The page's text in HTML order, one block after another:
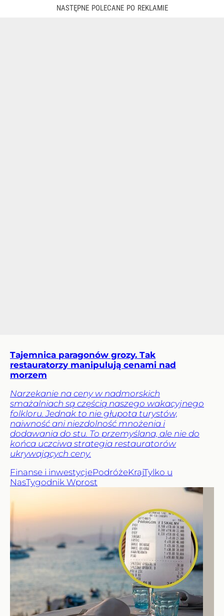
Tajemnica paragonów grozy. Tak
restauratorzy manipulują cenami nad
morzem
Narzekanie na ceny w nadmorskich
smażalniach są częścią naszego wakacyjnego
folkloru. Jednak to nie głupota turystów,
naiwność ani niezdolność mnożenia i
dodawania do stu. To przemyślana, ale nie do
końca uczciwa strategia restauratorów
ukrywających ceny.
Finanse i inwestycjePodróżeKrajTylko u
NasTygodnik Wprost